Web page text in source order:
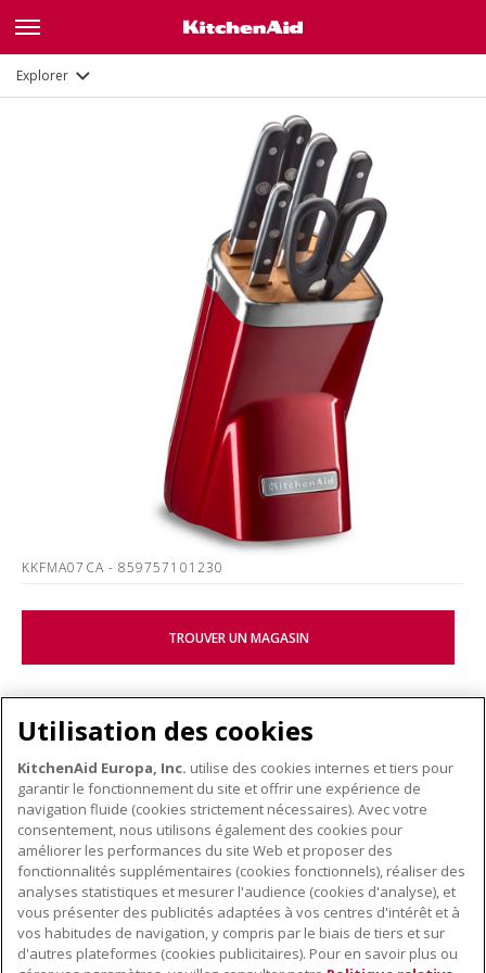
Explorer
KKFMA07CA - 859757101230
TROUVER UN MAGASIN
KITCHENWARE
À PROPOS DE KITCHENAID
À propos de KitchenAid
Histoire de la marque
NOS PRODUITS
Utilisation des cookies
KitchenAid Europa, Inc. utilise des cookies internes et tiers pour
garantir le fonctionnement du site et offrir une expérience de
navigation fluide (cookies strictement nécessaires). Avec votre
consentement, nous utilisons également des cookies pour
améliorer les performances du site Web et proposer des
fonctionnalités supplémentaires (cookies fonctionnels), réaliser des
analyses statistiques et mesurer l'audience (cookies d'analyse), et
vous présenter des publicités adaptées à vos centres d'intérêt et à
vos habitudes de navigation, y compris par le biais de tiers et sur
d'autres plateformes (cookies publicitaires). Pour en savoir plus ou